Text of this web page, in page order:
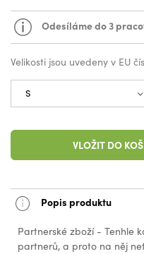
Odesíláme do 3
Velikosti jsou uvedeny v EU
VLOŽIT DO
Popis produktu
Partnerské zboží - Tenhle
partnerů, a proto na něj